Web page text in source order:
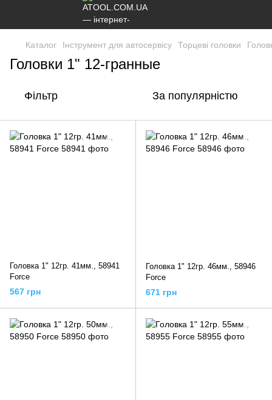
Каталог Інструмент для автосервісу Торцеві головки
Головки 1" 12-гранные
Фільтр За популярністю
Головка 1" 12гр. 41мм., 58941
Force
567 грн
Головка 1" 12гр. 46мм., 58946
Force
671 грн